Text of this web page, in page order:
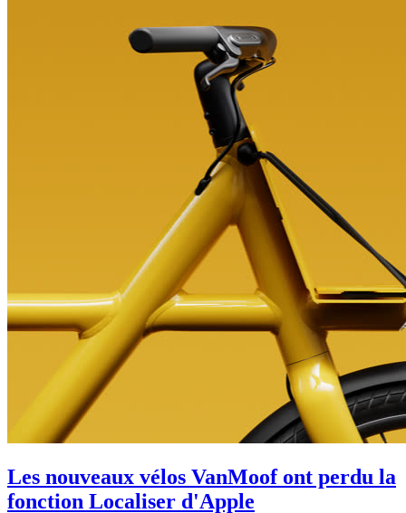
Les nouveaux vélos VanMoof ont perdu la
fonction Localiser d'Apple